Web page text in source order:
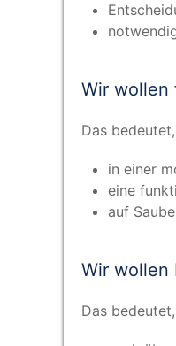
Wir wol­len
Das
in einer
eine
auf
Wir wol­len
Das